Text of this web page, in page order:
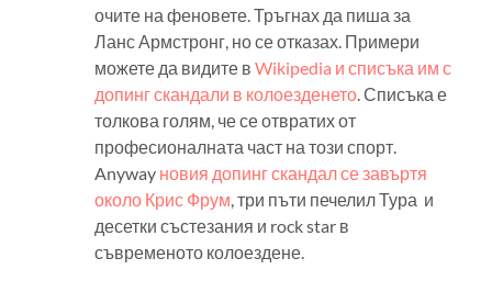
очите на феновете. Тръгнах да пиша за
Ланс Армстронг, но се отказах. Примери
можете да видите в Wikipedia и списъка им с
допинг скандали в колоезденето. Списъка е
толкова голям, че се отвратих от
професионалната част на този спорт.
Anyway новия допинг скандал се завъртя
около Крис Фрум , три пъти печелил Тура и
десетки състезания и rock star в
съвременото колоездене.